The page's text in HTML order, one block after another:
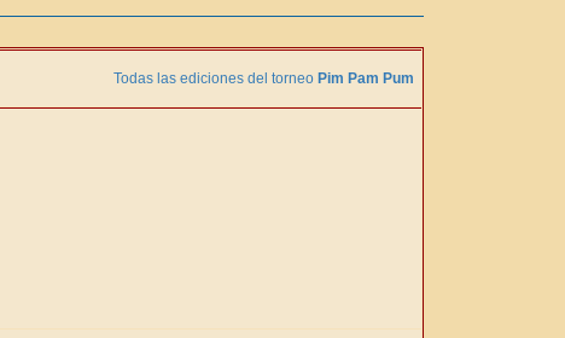
Todas las ediciones del torneo Pim Pam Pum